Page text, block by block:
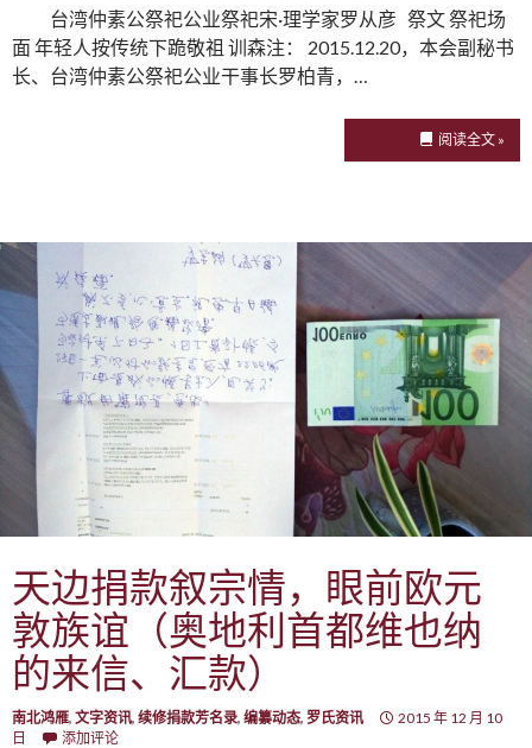
台湾仲素公祭祀公业祭祀宋·理学家罗从彦 祭文 祭祀场
面 年轻人按传统下跪敬祖 训森注： 2015.12.20，本会副秘书
长、台湾仲素公祭祀公业干事长罗柏青，…
阅读全文 »
天边捐款叙宗情，眼前欧元
敦族谊（奥地利首都维也纳
的来信、汇款）
南北鸿雁, 文字资讯, 续修捐款芳名录, 编纂动态, 罗氏资讯
2015 年 12 月 10
日
添加评论